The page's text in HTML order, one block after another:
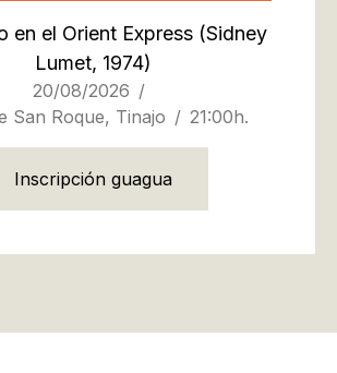
en el Orient Express(Sidney
Lumet, 1974)
20/08/2026
San Roque, Tinajo
21:00h.
Inscripción guagua